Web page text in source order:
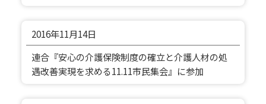
2016年11月14日
連合『安心の介護保険制度の確立と介護人材の処
遇改善実現を求める11.11市民集会』に参加